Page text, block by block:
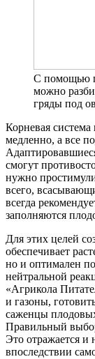
С помощью
можно
гряды под
Корневая система
медленно, а все
смогут
нужно
всего,
всегда
заполняются
Для этих целей
обеспечивает
но и оптимален по
нейтральной
«Агрикола
и газоны,
саженцы
Правильный
Это отражается и
впоследствии